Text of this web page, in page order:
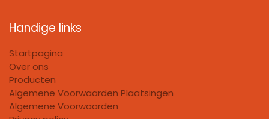
Handige links
Startpagina
Over ons
Producten
Algemene Voorwaarden Plaatsingen
Algemene Voorwaarden